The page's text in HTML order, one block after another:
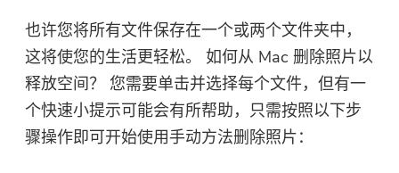
也许您将所有文件保存在一个或两个文件夹中，
这将使您的生活更轻松。 如何从 Mac 删除照片以
释放空间？ 您需要单击并选择每个文件，但有一
个快速小提示可能会有所帮助，只需按照以下步
骤操作即可开始使用手动方法删除照片：